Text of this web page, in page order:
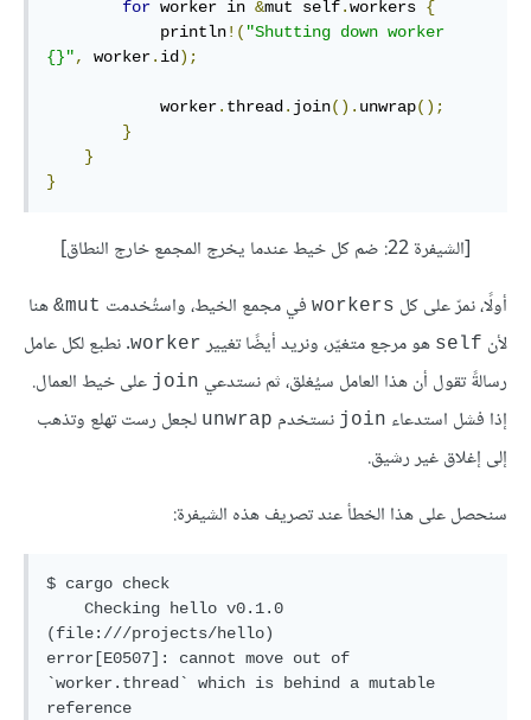
for worker in &mut self.workers {
            println
!( "Shutting down worker
{}", worker. id );
            worker
. thread . join(). unwrap();
}
}
}
[الشيفرة 22: ضم كل خيط عندما يخرج المجمع خارج النطاق]
أولًا، نمرّ على كل workers في مجمع الخيط، واستُخدمت ‎&mut هنا
لأن self هو مرجع متغيّر، ونريد أيضًا تغيير worker. نطبع لكل عامل
رسالةً تقول أن هذا العامل سيُغلق، ثم نستدعي join على خيط العمال.
إذا فشل استدعاء join نستخدم unwrap لجعل رست تهلع وتذهب
إلى إغلاق غير رشيق.
سنحصل على هذا الخطأ عند تصريف هذه الشيفرة:
$ cargo check
(file:///projects/hello)
error[E0507]: cannot move out of
`worker.thread` which is behind a mutable
reference